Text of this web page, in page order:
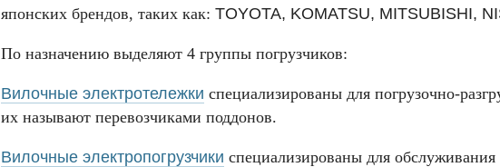
японских брендов, таких как: TOYOTA, KOMATSU, MITSUBISHI,
По назначению выделяют 4 группы погрузчиков:
Вилочные электротележки специализированы для погрузочно-
их называют перевозчиками поддонов.
Вилочные электропогрузчики специализированы для обслуживания